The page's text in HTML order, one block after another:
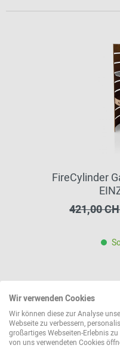
FireCylinder
421,00
Wir verwenden Cookies
Wir können diese zur Analyse
Webseite zu verbessern,
großartiges Webseiten-Erlebnis
von uns verwendeten Cookies